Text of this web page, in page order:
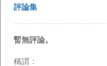
評論集
暫無評論。
稱謂：